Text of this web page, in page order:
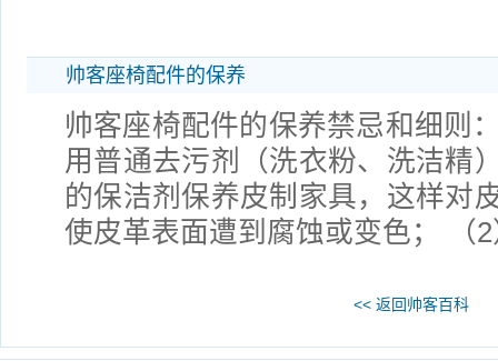
帅客座椅配件的保养
帅客座椅配件的保养禁忌和细则
用普通去污剂（洗衣粉、洗洁精
的保洁剂保养皮制家具，这样对
使皮革表面遭到腐蚀或变色； （
<< 返回帅客百科